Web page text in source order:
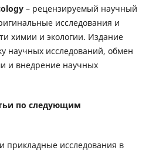
– рецензируемый научный
исследования и
химии и экологии. Издание
научных исследований, обмен
и внедрение научных
по следующим
прикладные исследования в